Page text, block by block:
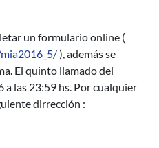
un formulario online (
), además se
El quinto llamado del
las 23:59 hs. Por cualquier
dirrección :